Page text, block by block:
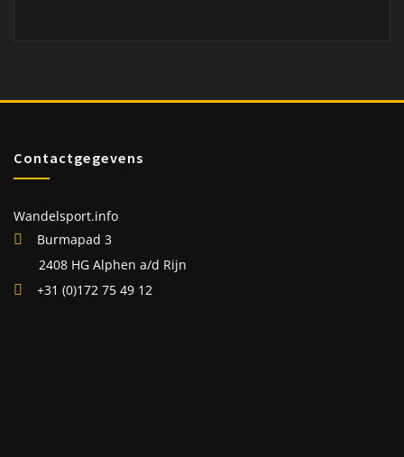
Contactgegevens
Wandelsport.info
Burmapad 3
2408 HG Alphen a/d Rijn
+31 (0)172 75 49 12